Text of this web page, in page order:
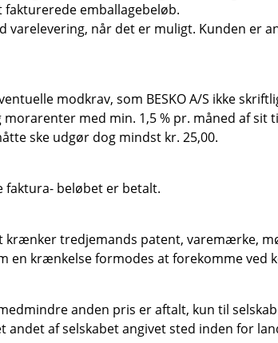
emballagebeløb.
varelevering, når det er muligt. Kunden
modkrav, som BESKO A/S ikke
med min. 1,5 % pr. måned af
ske udgør dog mindst kr. 25,00.
faktura- beløbet er betalt.
krænker tredjemands patent, varemærke,
krænkelse formodes at forekomme ved
anden pris er aftalt, kun til
andet af selskabet angivet sted inden for